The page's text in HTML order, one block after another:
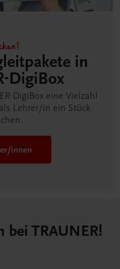
in
DigiBox
DigiBox eine Vielzahl
Lehrer/in ein Stück
innen
TRAUNER!